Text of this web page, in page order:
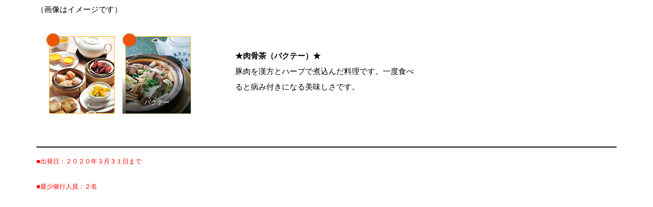
（画像はイメージです）
バクテー
★肉骨茶（バクテー）★
豚肉を漢方とハーブで煮込んだ料理です。一度食べ
ると病み付きになる美味しさです。
■出発日：２０２０年３月３１日まで
■最少催行人員：２名